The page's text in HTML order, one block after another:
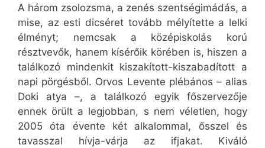
A három zsolozsma, a zenés szentségimádás, a
mise, az esti dicséret tovább mélyítette a lelki
élményt; nemcsak a középiskolás korú
résztvevők, hanem kísérőik körében is, hiszen a
találkozó mindenkit kiszakított-kiszabadított a
napi pörgésből. Orvos Levente plébános – alias
Doki atya –, a találkozó egyik főszervezője
ennek örült a legjobban, s nem véletlen, hogy
2005 óta évente két alkalommal, ősszel és
tavasszal hívja-várja az ifjakat. Kiváló